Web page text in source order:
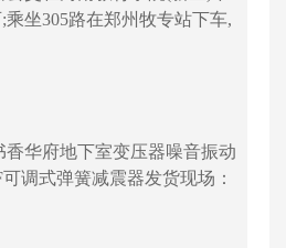
坐305路在郑州牧专站下车,
香华府地下室变压器噪音振动
调式弹簧减震器发货现场：